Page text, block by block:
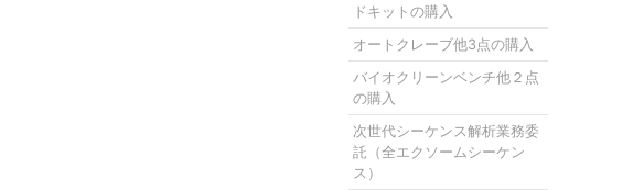
ドキットの購入
オートクレーブ他3点の購入
バイオクリーンベンチ他２点
の購入
次世代シーケンス解析業務委
託（全エクソームシーケン
ス）